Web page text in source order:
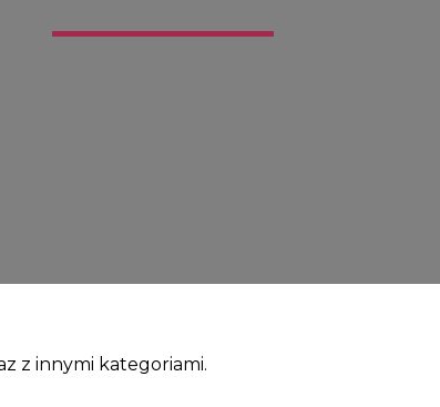
z innymi kategoriami.